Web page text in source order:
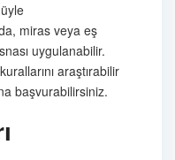
miras veya eş
uygulanabilir.
araştırabilir
başvurabilirsiniz.